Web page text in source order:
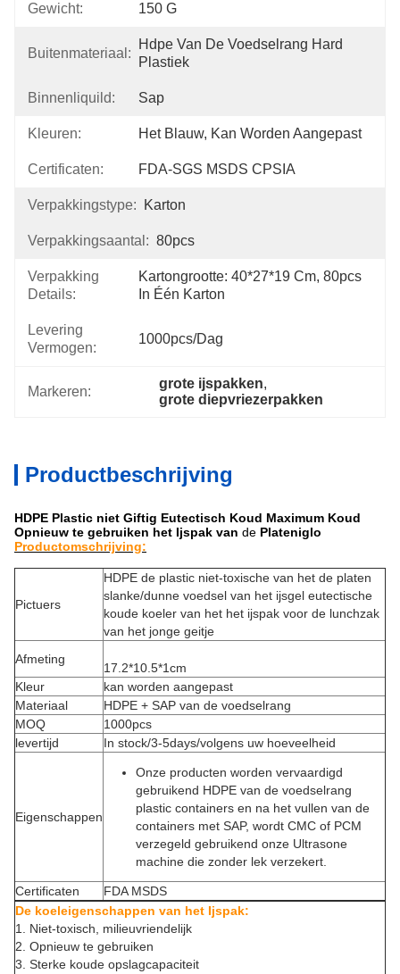
Gewicht: 150 G
Buitenmateriaal:
Hdpe Van De Voedselrang Hard
Plastiek
Binnenliquild: Sap
Kleuren: Het Blauw, Kan Worden Aangepast
Certificaten: FDA-SGS MSDS CPSIA
Verpakkingstype: Karton
Verpakkingsaantal: 80pcs
Verpakking
Details:
Kartongrootte: 40*27*19 Cm, 80pcs
In Één Karton
Levering
Vermogen:
1000pcs/dag
Markeren:
grote ijspakken,
grote diepvriezerpakken
Productbeschrijving
HDPE Plastic niet Giftig Eutectisch Koud Maximum Koud
Opnieuw te gebruiken het Ijspak van de Plateniglo
Productomschrijving:
Pictuers
HDPE de plastic niet-toxische van het de platen
slanke/dunne voedsel van het ijsgel eutectische
koude koeler van het het ijspak voor de lunchzak
van het jonge geitje
Afmeting
17.2*10.5*1cm
Kleur
kan worden aangepast
Materiaal
HDPE + SAP van de voedselrang
MOQ
1000pcs
levertijd
In stock/3-5days/volgens uw hoeveelheid
Eigenschappen
Onze producten worden vervaardigd
gebruikend HDPE van de voedselrang
plastic containers en na het vullen van de
containers met SAP, wordt CMC of PCM
verzegeld gebruikend onze Ultrasone
machine die zonder lek verzekert.
Certificaten
FDA MSDS
De koeleigenschappen van het Ijspak:
1. Niet-toxisch, milieuvriendelijk
2. Opnieuw te gebruiken
3. Sterke koude opslagcapaciteit